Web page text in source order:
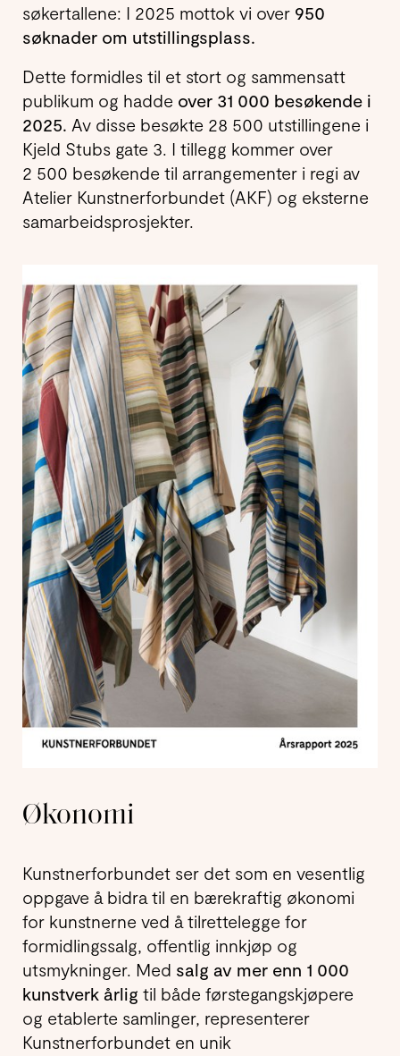
søkertallene: I 2025 mottok vi over 950
søknader om utstillingsplass.
Dette formidles til et stort og sammensatt
publikum og hadde over 31 000 besøkende i
2025. Av disse besøkte 28 500 utstillingene i
Kjeld Stubs gate 3. I tillegg kommer over
2 500 besøkende til arrangementer i regi av
Atelier Kunstner­forbundet (AKF) og eksterne
samarbeids­prosjekter.
Økonomi
Kunstnerforbundet ser det som en vesentlig
oppgave å bidra til en bærekraftig økonomi
for kunstnerne ved å tilrettelegge for
formidlingssalg, offentlig innkjøp og
utsmykninger. Med salg av mer enn 1 000
kunstverk årlig til både førstegangskjøpere
og etablerte samlinger, representerer
Kunstnerforbundet en unik